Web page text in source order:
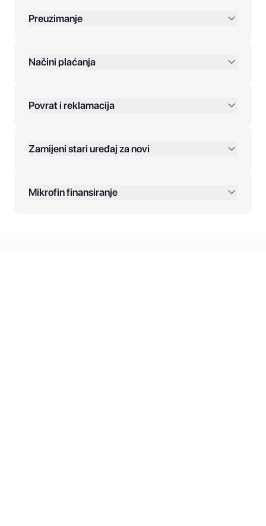
Preuzimanje
Načini plaćanja
Plaćanje na rate:
Povrat i reklamacija
Zamijeni stari uređaj za novi
Mikrofin finansiranje